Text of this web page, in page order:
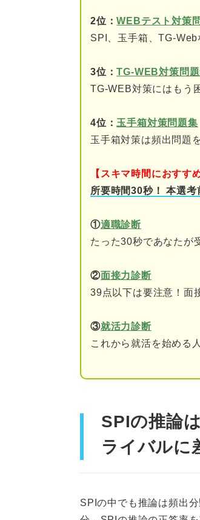
解き方
「時間が足り
早い段
レベル
本番を
問題例
問題例
問題例
2位：WEBテスト対策
SPI、玉手箱、TG-
3位：TG-WEB対策問
TG-WEB対策にはもう
4位： 玉手箱対策問題集
玉手箱対策は頻出問題
【スキマ時間におすすめ
所要時間30秒！ 本選
①適職診断
たった30秒であなたが
②面接力診断
39点以下は要注意！面
③就活力診断
これから就活を始める
SPIの推論
ライバルに
SPIの中でも推論は頻出